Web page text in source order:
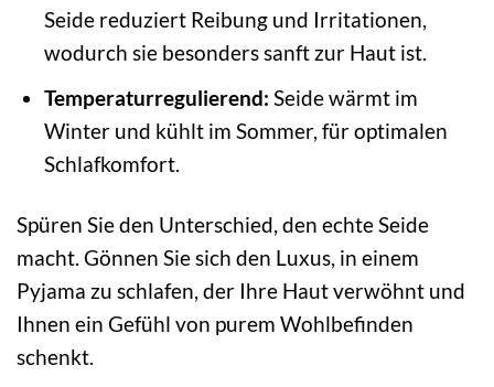
Seide reduziert Reibung und Irritationen,
wodurch sie besonders sanft zur Haut ist.
Temperaturregulierend: Seide wärmt im
Winter und kühlt im Sommer, für optimalen
Schlafkomfort.
Spüren Sie den Unterschied, den echte Seide
macht. Gönnen Sie sich den Luxus, in einem
Pyjama zu schlafen, der Ihre Haut verwöhnt und
Ihnen ein Gefühl von purem Wohlbefinden
schenkt.